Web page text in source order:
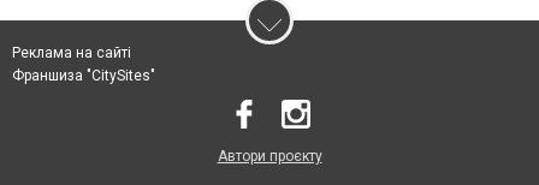
Реклама на сайті
Франшиза "CitySites"
Автори проєкту